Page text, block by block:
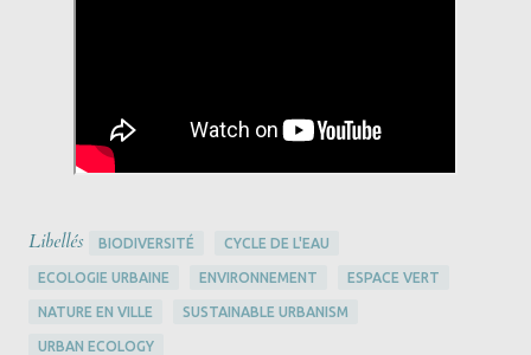
Libellés BIODIVERSITÉ CYCLE DE L'EAU
ECOLOGIE URBAINE ENVIRONNEMENT ESPACE VERT
NATURE EN VILLE SUSTAINABLE URBANISM
URBAN ECOLOGY